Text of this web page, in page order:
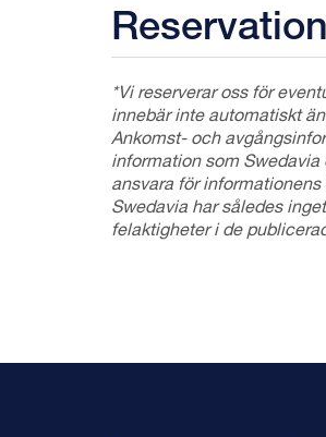
*Vi reserverar oss för
innebär inte automatiskt
Ankomst- och
information som
ansvara för
Swedavia har således
felaktigheter i de